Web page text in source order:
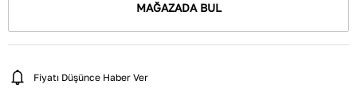
MAĞAZADA BUL
Fiyatı Düşünce Haber Ver